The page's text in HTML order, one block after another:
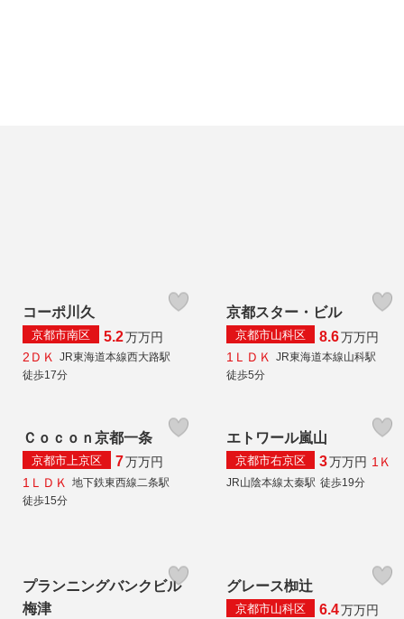
コーポ川久
京都市南区 5.2万万円
2ＤＫ
JR東海道本線西大路駅
徒歩17分
京都スター・ビル
京都市山科区 8.6万万円
1ＬＤＫ
JR東海道本線山科駅
徒歩5分
Ｃｏｃｏｎ京都一条
京都市上京区 7万万円
1ＬＤＫ
地下鉄東西線二条駅
徒歩15分
エトワール嵐山
京都市右京区 3万万円 1Ｋ
JR山陰本線太秦駅 徒歩19分
プランニングバンクビル
梅津
グレース椥辻
京都市山科区 6.4万万円